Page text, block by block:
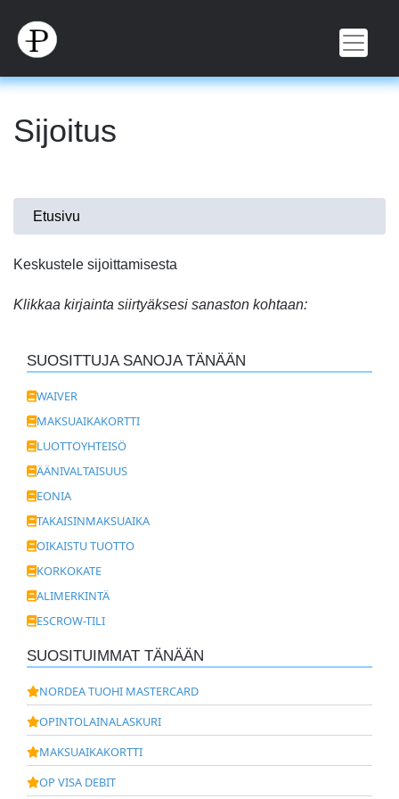
pääsisältöön
Sijoitus
Olet
täällä
Etusivu
Keskustele sijoittamisesta
Klikkaa kirjainta siirtyäksesi sanaston kohtaan:
SUOSITTUJA SANOJA TÄNÄÄN
WAIVER
MAKSUAIKAKORTTI
LUOTTOYHTEISÖ
ÄÄNIVALTAISUUS
EONIA
TAKAISINMAKSUAIKA
OIKAISTU TUOTTO
KORKOKATE
ALIMERKINTÄ
ESCROW-TILI
SUOSITUIMMAT TÄNÄÄN
NORDEA TUOHI MASTERCARD
OPINTOLAINALASKURI
MAKSUAIKAKORTTI
OP VISA DEBIT